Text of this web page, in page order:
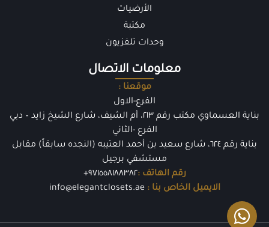
الأرضيات
مكتبة
وحدات تلفزيون
معلومات الاتصال
موقعنا :
الفرع-الاول
بناية العسماوي مكتب رقم ٢١٣، أم الشيف، شارع الشيخ زايد – دبي
الفرع -الثاني
بناية رقم ٦٢٤، شارع سعيد بن أحمد العتيبه (النجده سابقاً) مقابل
مستشفي برجيل
رقم الهاتف : ٩٧١٥٥٨١٨٨٣٨٢+
الايميل الخاص بنا : info@elegantclosets.ae